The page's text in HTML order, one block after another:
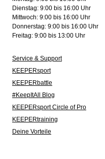
Dienstag: 9:00 bis 16:00 Uhr
Mittwoch: 9:00 bis 16:00 Uhr
Donnerstag: 9:00 bis 16:00 Uhr
Freitag: 9:00 bis 13:00 Uhr
Service & Support
KEEPERsport
KEEPERbattle
#KeepItAll Blog
KEEPERsport Circle of Pro
KEEPERtraining
Deine Vorteile